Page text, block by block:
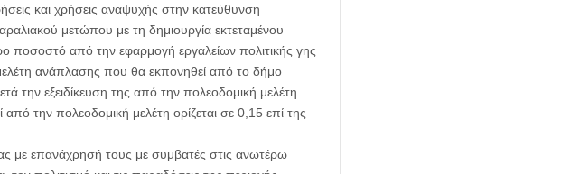
και χρήσεις αναψυχής στην κατεύθυνση
μετώπου με τη δημιουργία εκτεταμένου
από την εφαρμογή εργαλείων πολιτικής γης
ανάπλασης που θα εκπονηθεί από το δήμο
την εξειδίκευση της από την πολεοδομική μελέτη.
την πολεοδομική μελέτη ορίζεται σε 0,15 επί της
με επανάχρησή τους με συμβατές στις ανωτέρω